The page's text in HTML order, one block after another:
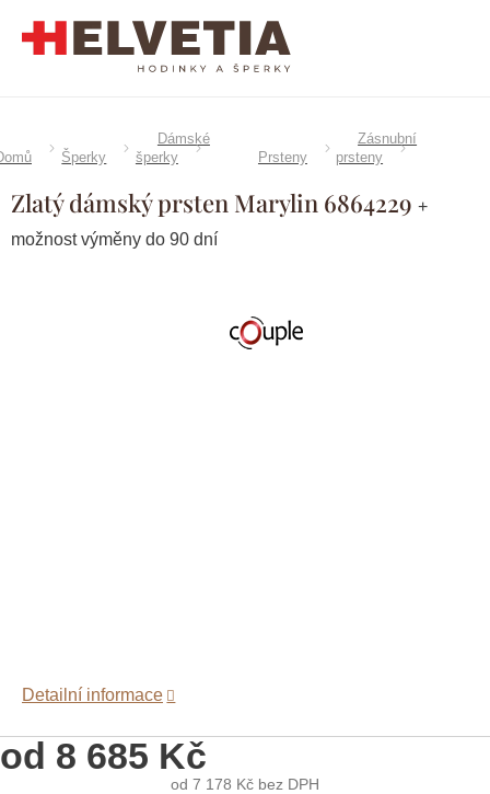
Šperky
Dámské
šperky
Prsteny
Zásnubní
prsteny
Zlatý dámský prsten Marylin 6864229 +
možnost výměny do 90 dní
Značka:Couple
od 8 685 Kč
od 7 178 Kč bez DPH
Detailní informace